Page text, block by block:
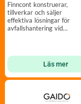
Finncont konstruerar,
tillverkar och säljer
effektiva lösningar för
avfallshantering vid
Läs mer